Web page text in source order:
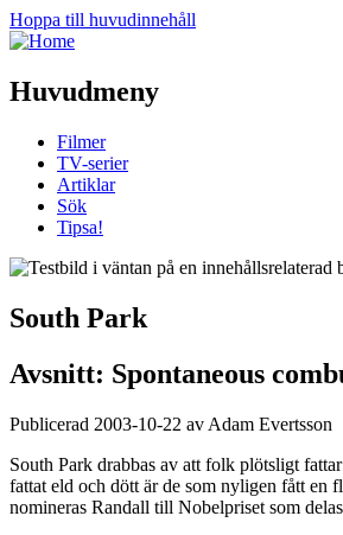
Hoppa till huvudinnehåll
Huvudmeny
Filmer
TV-serier
Artiklar
Sök
Tipsa!
South Park
Avsnitt: Spontaneous
Publicerad 2003-10-22 av Adam Evertsson
South Park drabbas av att folk plötsligt
fattat eld och dött är de som nyligen fått en
nomineras Randall till Nobelpriset som